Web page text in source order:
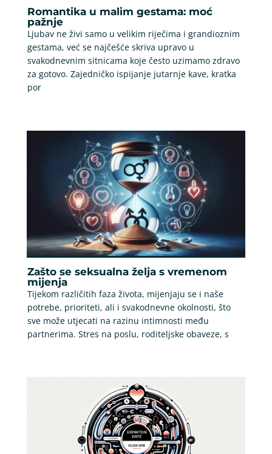
Romantika u malim gestama: moć
pažnje
Ljubav ne živi samo u velikim riječima i grandioznim
gestama, već se najčešće skriva upravo u
svakodnevnim sitnicama koje često uzimamo zdravo
za gotovo. Zajedničko ispijanje jutarnje kave, kratka
por
Zašto se seksualna želja s vremenom
mijenja
Tijekom različitih faza života, mijenjaju se i naše
potrebe, prioriteti, ali i svakodnevne okolnosti, što
sve može utjecati na razinu intimnosti među
partnerima. Stres na poslu, roditeljske obaveze, s